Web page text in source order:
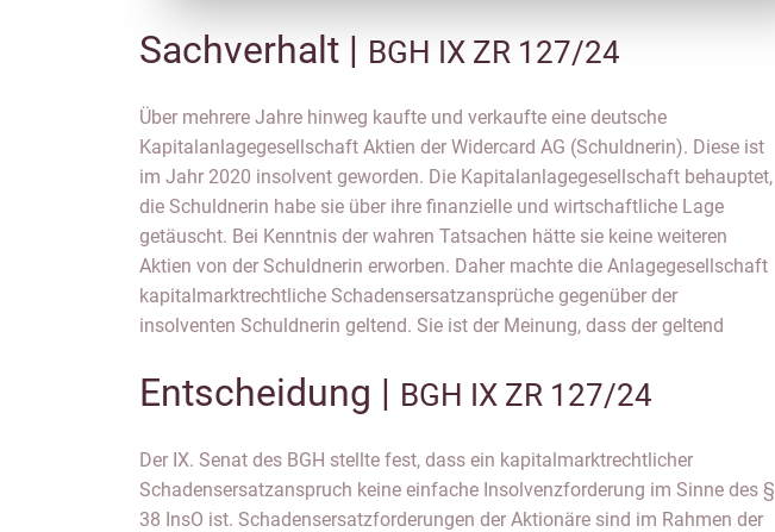
Sachverhalt | BGH IX ZR 127/24
Über mehrere Jahre hinweg kaufte und verkaufte eine deutsche
Kapitalanlagegesellschaft Aktien der Widercard AG (Schuldnerin). Diese ist
im Jahr 2020 insolvent geworden. Die Kapitalanlagegesellschaft behauptet,
die Schuldnerin habe sie über ihre finanzielle und wirtschaftliche Lage
getäuscht. Bei Kenntnis der wahren Tatsachen hätte sie keine weiteren
Aktien von der Schuldnerin erworben. Daher machte die Anlagegesellschaft
kapitalmarktrechtliche Schadensersatzansprüche gegenüber der
insolventen Schuldnerin geltend. Sie ist der Meinung, dass der geltend
gemachte Schadensersatzanspruch als einfache Insolvenzforderung zu
bewerten sei. Dem trat der Insolvenzverwalter der Schuldnerin entgegen und
meinte, dass der Anspruch aus täuschungsbedingtem Aktienerwerb
nachrangig gegenüber den Insolvenzgläubigern sei und die Forderung erst
im Rahmen einer Überschussverteilung nach § 199 S. 2 InsO zu
Entscheidung | BGH IX ZR 127/24
Der IX. Senat des BGH stellte fest, dass ein kapitalmarktrechtlicher
Schadensersatzanspruch keine einfache Insolvenzforderung im Sinne des §
38 InsO ist. Schadensersatzforderungen der Aktionäre sind im Rahmen der